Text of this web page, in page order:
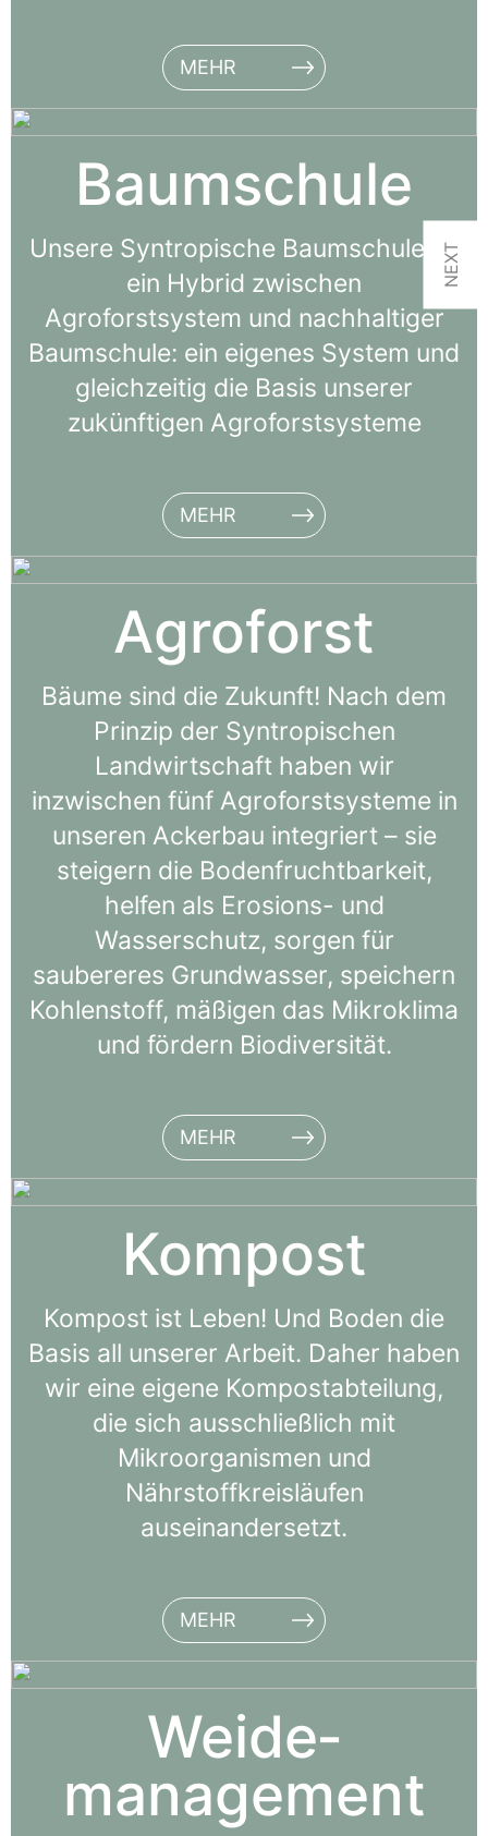
MEHR
Baumschule
Unsere Syntropische Baumschule ist
ein Hybrid zwischen
Agroforstsystem und nachhaltiger
Baumschule: ein eigenes System und
gleichzeitig die Basis unserer
zukünftigen Agroforstsysteme
MEHR
Agroforst
Bäume sind die Zukunft! Nach dem
Prinzip der Syntropischen
Landwirtschaft haben wir
inzwischen fünf Agroforstsysteme in
unseren Ackerbau integriert – sie
steigern die Bodenfruchtbarkeit,
helfen als Erosions- und
Wasserschutz, sorgen für
saubereres Grundwasser, speichern
Kohlenstoff, mäßigen das Mikroklima
und fördern Biodiversität.
MEHR
Kompost
Kompost ist Leben! Und Boden die
Basis all unserer Arbeit. Daher haben
wir eine eigene Kompostabteilung,
die sich ausschließlich mit
Mikroorganismen und
Nährstoffkreisläufen
auseinandersetzt.
MEHR
Weide­
management
NEXT